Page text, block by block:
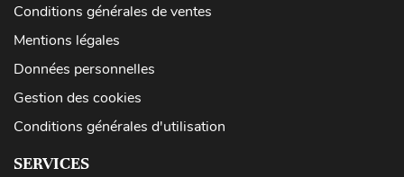
Conditions générales de ventes
Mentions légales
Données personnelles
Gestion des cookies
Conditions générales d'utilisation
SERVICES